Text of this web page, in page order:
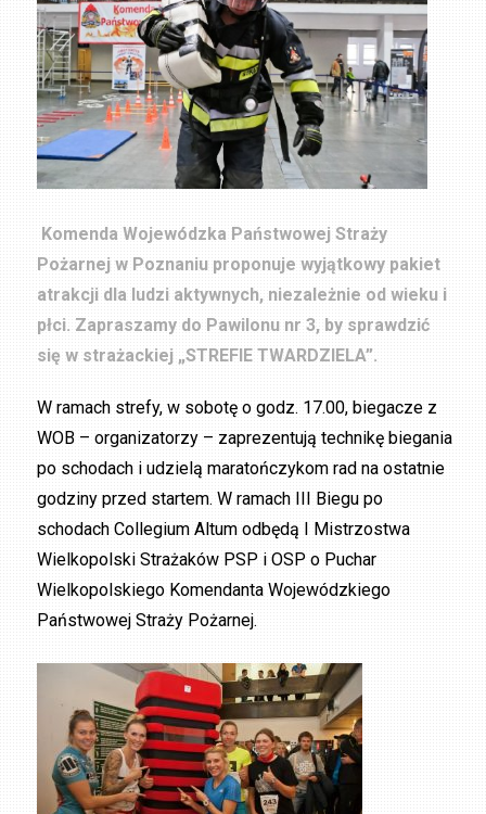
Komenda Wojewódzka Państwowej Straży
Pożarnej w Poznaniu proponuje wyjątkowy pakiet
atrakcji dla ludzi aktywnych, niezależnie od wieku i
płci. Zapraszamy do Pawilonu nr 3, by sprawdzić
się w strażackiej „STREFIE TWARDZIELA”.
W ramach strefy, w sobotę o godz. 17.00, biegacze z
WOB – organizatorzy – zaprezentują technikę biegania
po schodach i udzielą maratończykom rad na ostatnie
godziny przed startem. W ramach III Biegu po
schodach Collegium Altum odbędą I Mistrzostwa
Wielkopolski Strażaków PSP i OSP o Puchar
Wielkopolskiego Komendanta Wojewódzkiego
Państwowej Straży Pożarnej.